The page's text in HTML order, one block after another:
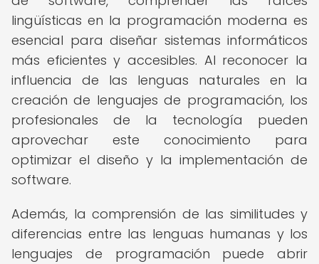
lingüísticas en la programación moderna es
esencial para diseñar sistemas informáticos
más eficientes y accesibles. Al reconocer la
influencia de las lenguas naturales en la
creación de lenguajes de programación, los
profesionales de la tecnología pueden
aprovechar este conocimiento para
optimizar el diseño y la implementación de
software.
Además, la comprensión de las similitudes y
diferencias entre las lenguas humanas y los
lenguajes de programación puede abrir